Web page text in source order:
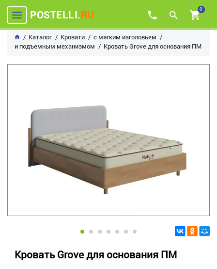
POSTELLI.RU 0
Каталог Кровати
с мягким изголовьем
и подъемным механизмом
Кровать Grove для основания ПМ
Кровать Grove для основания ПМ